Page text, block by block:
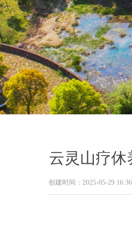
云灵山疗
创建时间： 2025-05-29 16:36